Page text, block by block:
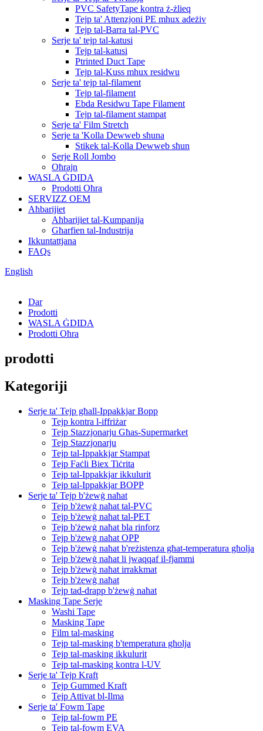
PVC SafetyTape kontra ż-żlieq
Tejp ta' Attenzjoni PE mhux adeżiv
Tejp tal-Barra tal-PVC
Serje ta' tejp tal-katusi
Tejp tal-katusi
Ptrinted Duct Tape
Tejp tal-Kuss mhux residwu
Serje ta' tejp tal-filament
Tejp tal-filament
Ebda Residwu Tape Filament
Tejp tal-filament stampat
Serje ta' Film Stretch
Serje ta 'Kolla Dewweb sħuna
Stikek tal-Kolla Dewweb sħun
Serje Roll Jombo
Oħrajn
WASLA ĠDIDA
Prodotti Oħra
SERVIZZ OEM
Aħbarijiet
Aħbarijiet tal-Kumpanija
Għarfien tal-Industrija
Ikkuntattjana
FAQs
English
Dar
Prodotti
WASLA ĠDIDA
Prodotti Oħra
prodotti
Kategoriji
Serje ta' Tejp għall-Ippakkjar Bopp
Tejp kontra l-iffriżar
Tejp Stazzjonarju Għas-Supermarket
Tejp Stazzjonarju
Tejp tal-Ippakkjar Stampat
Tejp Faċli Biex Tiċrita
Tejp tal-Ippakkjar ikkulurit
Tejp tal-Ippakkjar BOPP
Serje ta' Tejp b'żewġ naħat
Tejp b'żewġ naħat tal-PVC
Tejp b'żewġ naħat tal-PET
Tejp b'żewġ naħat bla rinforz
Tejp b'żewġ naħat OPP
Tejp b'żewġ naħat b'reżistenza għat-temperatura għolja
Tejp b'żewġ naħat li jwaqqaf il-fjammi
Tejp b'żewġ naħat irrakkmat
Tejp b'żewġ naħat
Tejp tad-drapp b'żewġ naħat
Masking Tape Serje
Washi Tape
Masking Tape
Film tal-masking
Tejp tal-masking b'temperatura għolja
Tejp tal-masking ikkulurit
Tejp tal-masking kontra l-UV
Serje ta' Tejp Kraft
Tejp Gummed Kraft
Tejp Attivat bl-Ilma
Serje ta' Fowm Tape
Tejp tal-fowm PE
Tejp tal-fowm EVA